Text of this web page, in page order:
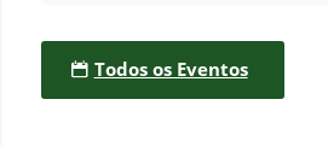
Todos os Eventos